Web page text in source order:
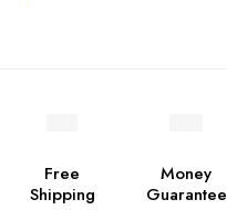
Free
Shipping
Money
Guarantee